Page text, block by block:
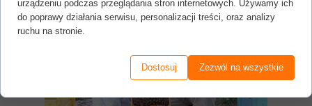
urządzeniu podczas przeglądania stron internetowych. Używamy ich
do poprawy działania serwisu, personalizacji treści, oraz analizy
ruchu na stronie.
Dostosuj Zezwól na wszystkie